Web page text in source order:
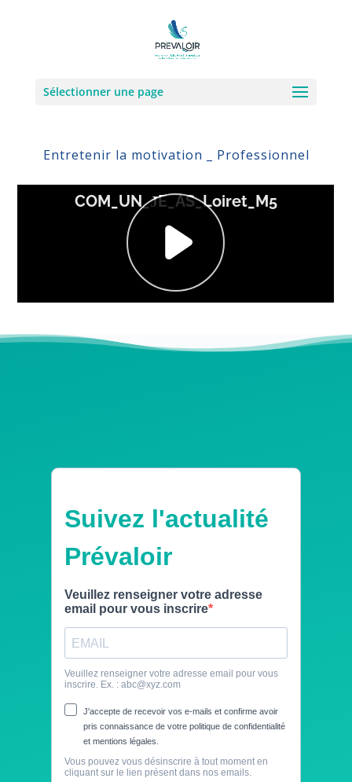
Sélectionner une page
Entretenir la motivation _ Professionnel